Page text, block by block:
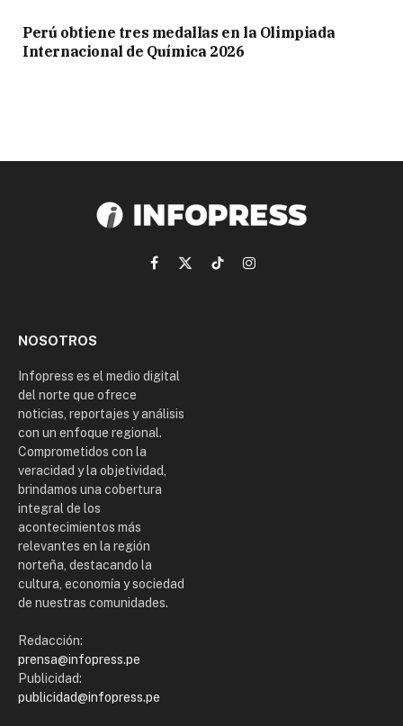
Perú obtiene tres medallas en la Olimpiada
Internacional de Química 2026
Facebook
X
TikTokInstagram
NOSOTROS
Infopress es el medio digital
del norte que ofrece
noticias, reportajes y análisis
con un enfoque regional.
Comprometidos con la
veracidad y la objetividad,
brindamos una cobertura
integral de los
acontecimientos más
relevantes en la región
norteña, destacando la
cultura, economía y sociedad
de nuestras comunidades.
Redacción:
prensa@infopress.pe
Publicidad:
publicidad@infopress.pe